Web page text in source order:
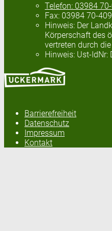
Telefon: 03984
Fax: 03984 70-
Hinweis: Der
Körperschaft des
vertreten durch
Hinweis: Ust-IdNr:
Barrierefreiheit
Datenschutz
Impressum
Kontakt